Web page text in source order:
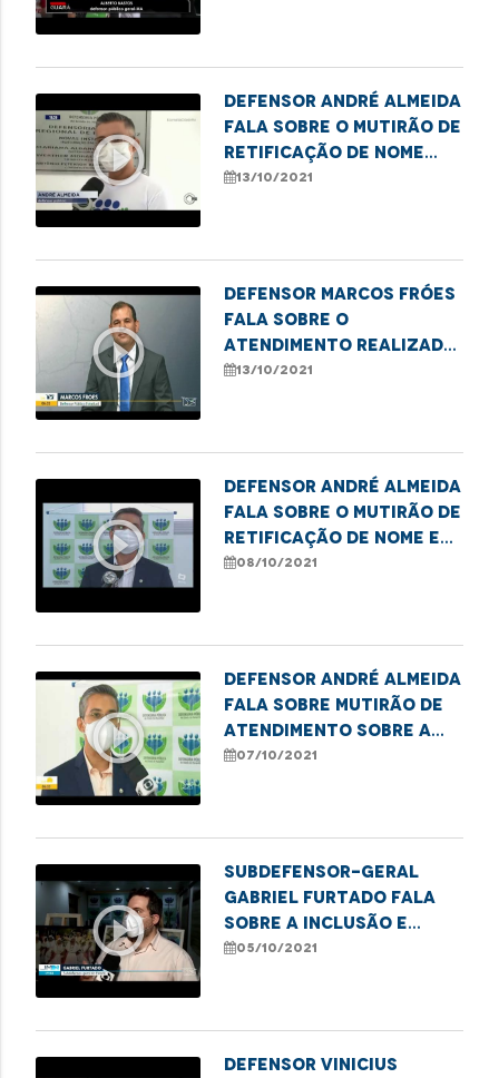
play_circle_outline
Defensor André Almeida
fala sobre o mutirão de
retificação de nome
social e gênero em
13/10/2021
play_circle_outline
Defensor Marcos Fróes
fala sobre o
atendimento realizado
pelo Núcleo de Defesa
13/10/2021
play_circle_outline
Defensor André Almeida
fala sobre o mutirão de
retificação de nome e
gênero para pessoas
08/10/2021
play_circle_outline
Defensor André Almeida
fala sobre mutirão de
atendimento sobre a
retificação de nome
07/10/2021
play_circle_outline
Subdefensor-geral
Gabriel Furtado fala
sobre a inclusão e
acessibilidade no dia
05/10/2021
Defensor Vinicius